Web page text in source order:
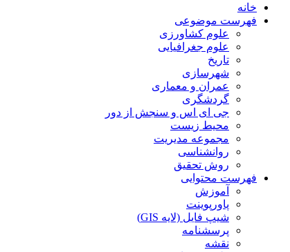
خانه
فهرست موضوعی
علوم کشاورزی
علوم جغرافیایی
تاریخ
شهرسازی
عمران و معماری
گردشگری
جی ای اس و سنجش از دور
محیط زیست
مجموعه مدیریت
روانشناسی
روش تحقیق
فهرست محتوایی
آموزش
پاورپوینت
شیپ فایل (لایه GIS)
پرسشنامه
نقشه